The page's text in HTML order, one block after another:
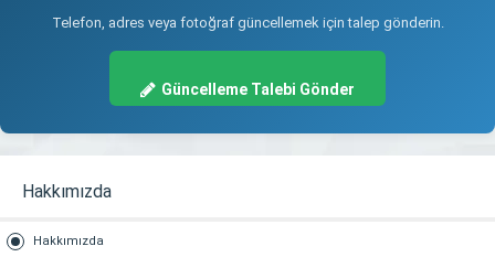
Telefon, adres veya fotoğraf güncellemek için talep gönderin.
Güncelleme Talebi Gönder
Hakkımızda
Hakkımızda